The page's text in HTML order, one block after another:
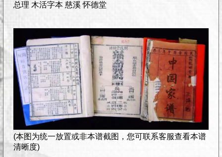
总理 木活字本 慈溪 怀德堂
(本图为统一放置或非本谱截图，您可联系客服查看本谱
清晰度)